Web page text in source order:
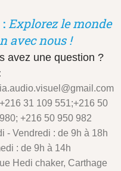
Explorez le monde
avec nous !
avez une question ?
31 109 551;+216 50
+216 50 950 982
- Vendredi : de 9h à 18h
: de 9h à 14h
Hedi chaker, Carthage